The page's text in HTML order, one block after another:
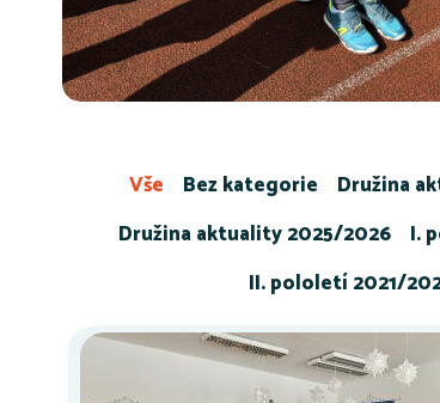
Bez kategorie Družina
Družina aktuality 2025/2026
I.
II. pololetí 2021/
Vše